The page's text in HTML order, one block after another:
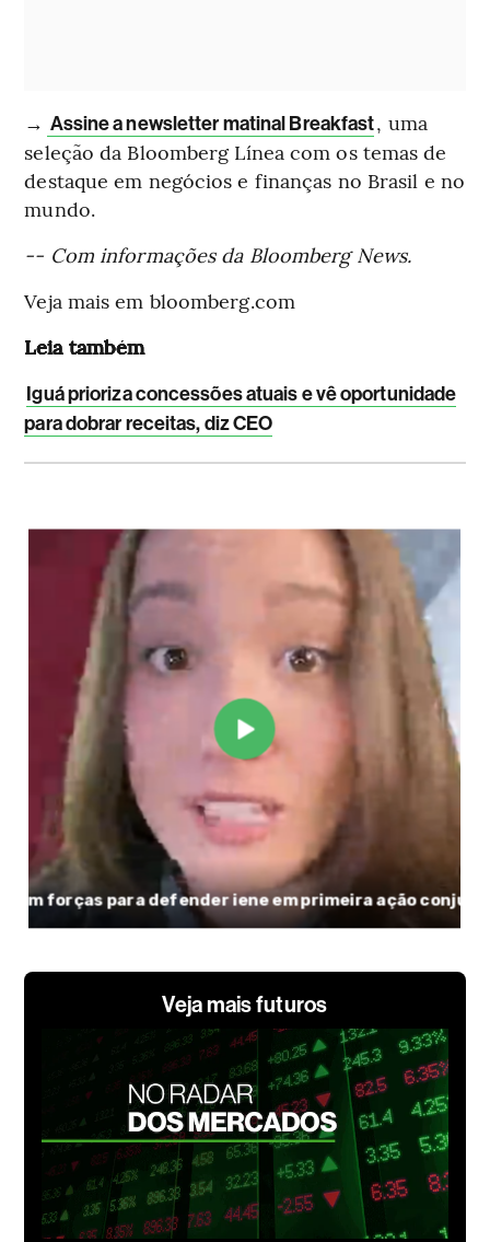
→ Assine a newsletter matinal Breakfast, uma
seleção da Bloomberg Línea com os temas de
destaque em negócios e finanças no Brasil e no
mundo.
-- Com informações da Bloomberg News.
Veja mais em bloomberg.com
Leia também
Iguá prioriza concessões atuais e vê oportunidade
para dobrar receitas, diz CEO
Veja mais futuros